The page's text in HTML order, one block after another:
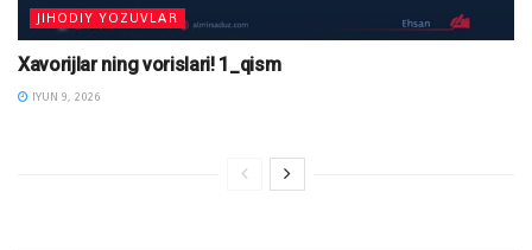
JIHODIY YOZUVLAR
Xavorijlar ning vorislari! 1_qism
IYUN 9, 2026